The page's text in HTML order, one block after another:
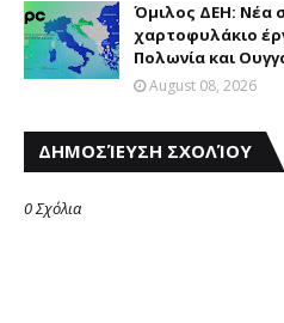
Όμιλος ΔΕΗ: Νέα
χαρτοφυλάκιο
Πολωνία και
August 08, 2026
ΔΗΜΟΣΊΕΥΣΗ ΣΧΟΛΊΟΥ
0 Σχόλια